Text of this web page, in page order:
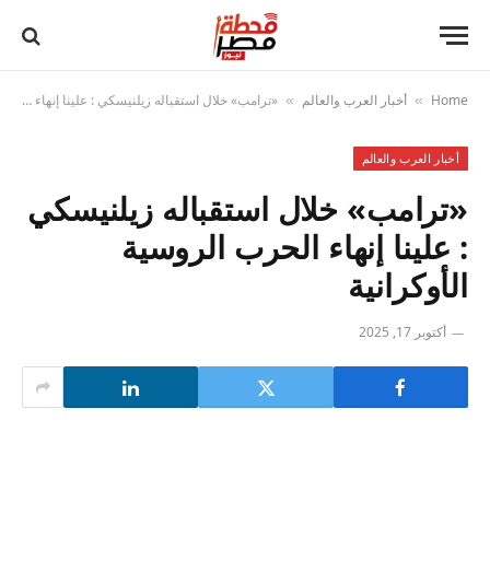
Home
» أخبار العرب والعالم » «ترامب» خلال استقباله زيلنيسكي : علينا إنهاء الحرب الروسية الأوكرانية
أخبار العرب والعالم
«ترامب» خلال استقباله زيلنيسكي
: علينا إنهاء الحرب الروسية
الأوكرانية
أكتوبر 17, 2025